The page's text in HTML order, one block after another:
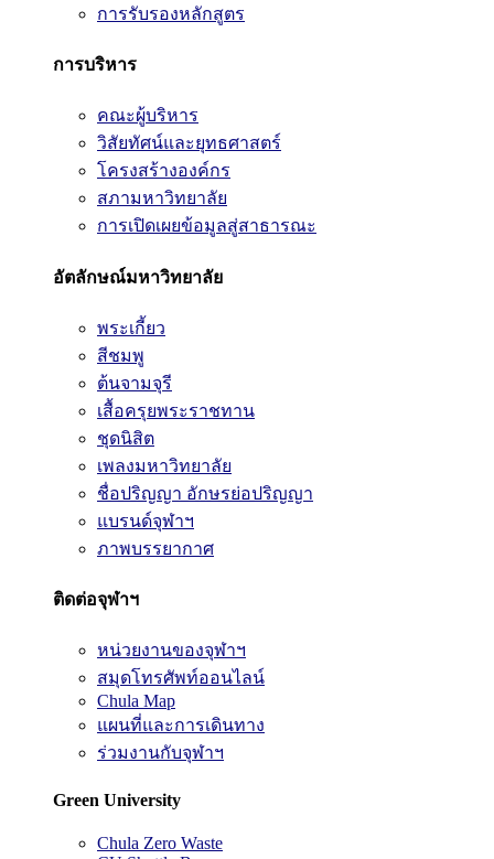
การรับรองหลักสูตร
การบริหาร
คณะผู้บริหาร
วิสัยทัศน์และยุทธศาสตร์
โครงสร้างองค์กร
สภามหาวิทยาลัย
การเปิดเผยข้อมูลสู่สาธารณะ
อัตลักษณ์มหาวิทยาลัย
พระเกี้ยว
สีชมพู
ต้นจามจุรี
เสื้อครุยพระราชทาน
ชุดนิสิต
เพลงมหาวิทยาลัย
ชื่อปริญญา อักษรย่อปริญญา
แบรนด์จุฬาฯ
ภาพบรรยากาศ
ติดต่อจุฬาฯ
หน่วยงานของจุฬาฯ
สมุดโทรศัพท์ออนไลน์
Chula Map
แผนที่และการเดินทาง
ร่วมงานกับจุฬาฯ
Green University
Chula Zero Waste